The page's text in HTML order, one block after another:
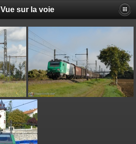
Vue sur la voie